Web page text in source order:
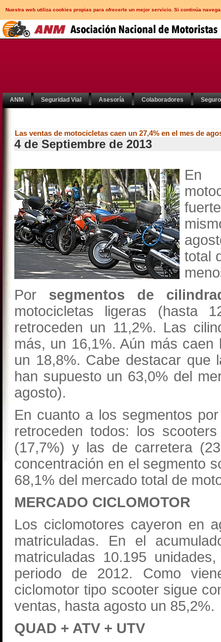
Nuestra web utiliza cookies propias para ofrecerle un mejor servicio. Si continúa
ANM Seguridad Vial Asesoría Colaboradores
Las ventas de motocicletas caen un 27,4% en el mes de
4 de Septiembre de 2013
En
total
Por segmentos de
motocicletas ligeras (hasta
retroceden un 11,2%. Las
más, un 16,1%. Aún más
un 18,8%. Cabe destacar que
han supuesto un 63,0% del
agosto).
En cuanto a los segmentos
retroceden todos: los
(17,7%) y las de carretera
concentración en el segmento
68,1% del mercado total de
MERCADO CICLOMOTOR
Los ciclomotores cayeron en
matriculadas. En el
matriculadas 10.195
periodo de 2012. Como
ciclomotor tipo scooter sigue
ventas, hasta agosto un 85,2%.
QUAD + ATV + UTV